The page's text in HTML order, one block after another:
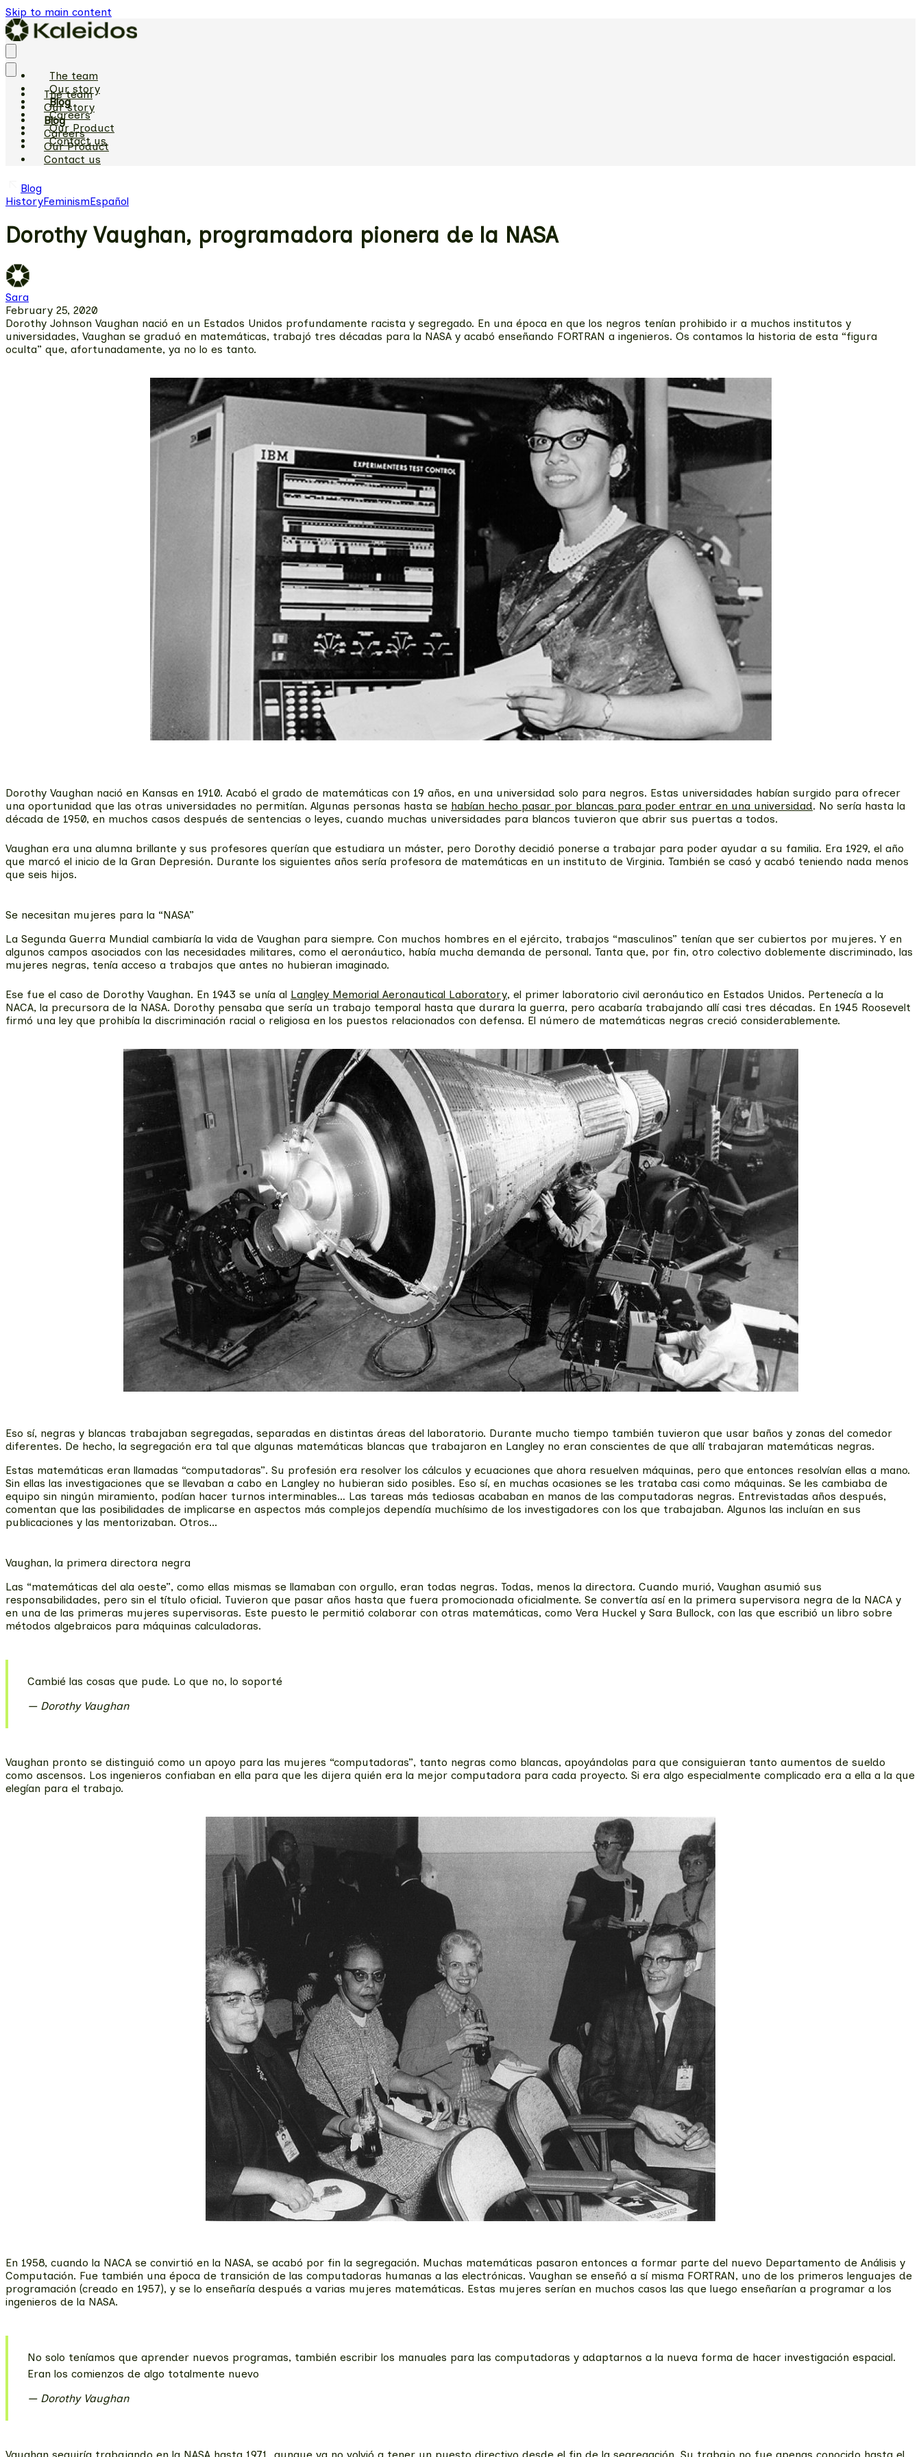
Skip to main content
The team
Our story
Blog
Careers
Our Product
Contact us
The team
Our story
Blog
Careers
Our Product
Contact us
Blog
HistoryFeminismEspañol
Dorothy Vaughan, programadora pionera de la NASA
Sara
February 25, 2020
Dorothy Johnson Vaughan nació en un Estados Unidos profundamente racista y segregado. En una época en que los negros tenían prohibido ir a muchos institutos y
universidades, Vaughan se graduó en matemáticas, trabajó tres décadas para la NASA y acabó enseñando FORTRAN a ingenieros. Os contamos la historia de esta “figura
oculta” que, afortunadamente, ya no lo es tanto.
Dorothy Vaughan nació en Kansas en 1910. Acabó el grado de matemáticas con 19 años, en una universidad solo para negros. Estas universidades habían surgido para ofrecer
una oportunidad que las otras universidades no permitían. Algunas personas hasta se habían hecho pasar por blancas para poder entrar en una universidad. No sería hasta la
década de 1950, en muchos casos después de sentencias o leyes, cuando muchas universidades para blancos tuvieron que abrir sus puertas a todos.
Vaughan era una alumna brillante y sus profesores querían que estudiara un máster, pero Dorothy decidió ponerse a trabajar para poder ayudar a su familia. Era 1929, el año
que marcó el inicio de la Gran Depresión. Durante los siguientes años sería profesora de matemáticas en un instituto de Virginia. También se casó y acabó teniendo nada menos
que seis hijos.
Se necesitan mujeres para la “NASA”
La Segunda Guerra Mundial cambiaría la vida de Vaughan para siempre. Con muchos hombres en el ejército, trabajos “masculinos” tenían que ser cubiertos por mujeres. Y en
algunos campos asociados con las necesidades militares, como el aeronáutico, había mucha demanda de personal. Tanta que, por fin, otro colectivo doblemente discriminado, las
mujeres negras, tenía acceso a trabajos que antes no hubieran imaginado.
Ese fue el caso de Dorothy Vaughan. En 1943 se unía al Langley Memorial Aeronautical Laboratory, el primer laboratorio civil aeronáutico en Estados Unidos. Pertenecía a la
NACA, la precursora de la NASA. Dorothy pensaba que sería un trabajo temporal hasta que durara la guerra, pero acabaría trabajando allí casi tres décadas. En 1945 Roosevelt
firmó una ley que prohibía la discriminación racial o religiosa en los puestos relacionados con defensa. El número de matemáticas negras creció considerablemente.
Eso sí, negras y blancas trabajaban segregadas, separadas en distintas áreas del laboratorio. Durante mucho tiempo también tuvieron que usar baños y zonas del comedor
diferentes. De hecho, la segregación era tal que algunas matemáticas blancas que trabajaron en Langley no eran conscientes de que allí trabajaran matemáticas negras.
Estas matemáticas eran llamadas “computadoras”. Su profesión era resolver los cálculos y ecuaciones que ahora resuelven máquinas, pero que entonces resolvían ellas a mano.
Sin ellas las investigaciones que se llevaban a cabo en Langley no hubieran sido posibles. Eso sí, en muchas ocasiones se les trataba casi como máquinas. Se les cambiaba de
equipo sin ningún miramiento, podían hacer turnos interminables… Las tareas más tediosas acababan en manos de las computadoras negras. Entrevistadas años después,
comentan que las posibilidades de implicarse en aspectos más complejos dependía muchísimo de los investigadores con los que trabajaban. Algunos las incluían en sus
publicaciones y las mentorizaban. Otros...
Vaughan, la primera directora negra
Las “matemáticas del ala oeste”, como ellas mismas se llamaban con orgullo, eran todas negras. Todas, menos la directora. Cuando murió, Vaughan asumió sus
responsabilidades, pero sin el título oficial. Tuvieron que pasar años hasta que fuera promocionada oficialmente. Se convertía así en la primera supervisora negra de la NACA y
en una de las primeras mujeres supervisoras. Este puesto le permitió colaborar con otras matemáticas, como Vera Huckel y Sara Bullock, con las que escribió un libro sobre
métodos algebraicos para máquinas calculadoras.
Cambié las cosas que pude. Lo que no, lo soporté
Dorothy Vaughan
Vaughan pronto se distinguió como un apoyo para las mujeres “computadoras”, tanto negras como blancas, apoyándolas para que consiguieran tanto aumentos de sueldo
como ascensos. Los ingenieros confiaban en ella para que les dijera quién era la mejor computadora para cada proyecto. Si era algo especialmente complicado era a ella a la que
elegían para el trabajo.
En 1958, cuando la NACA se convirtió en la NASA, se acabó por fin la segregación. Muchas matemáticas pasaron entonces a formar parte del nuevo Departamento de Análisis y
Computación. Fue también una época de transición de las computadoras humanas a las electrónicas. Vaughan se enseñó a sí misma FORTRAN, uno de los primeros lenguajes de
programación (creado en 1957), y se lo enseñaría después a varias mujeres matemáticas. Estas mujeres serían en muchos casos las que luego enseñarían a programar a los
ingenieros de la NASA.
No solo teníamos que aprender nuevos programas, también escribir los manuales para las computadoras y adaptarnos a la nueva forma de hacer investigación espacial.
Eran los comienzos de algo totalmente nuevo
Dorothy Vaughan